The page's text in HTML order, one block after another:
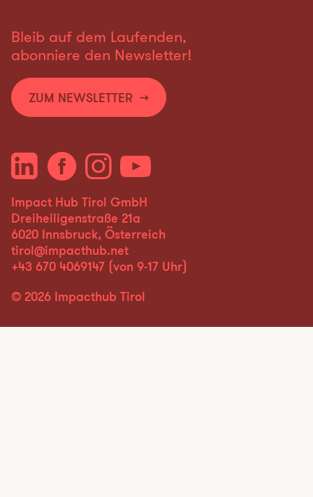
Bleib auf dem Laufenden,
abonniere den Newsletter!
ZUM NEWSLETTER
Impact Hub Tirol GmbH
Dreiheiligenstraße 21a
6020 Innsbruck, Österreich
tirol@impacthub.net
+43 670 4069147 (von 9-17 Uhr)
© 2026 Impacthub Tirol